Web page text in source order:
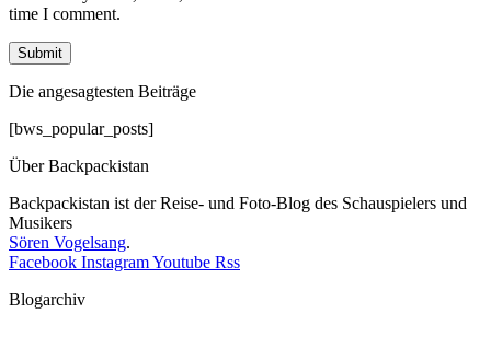
time I comment.
Die angesagtesten Beiträge
[bws_popular_posts]
Über Backpackistan
Backpackistan ist der Reise- und Foto-Blog des Schauspielers und
Musikers
Sören Vogelsang.
Facebook InstagramYoutube Rss
Blogarchiv